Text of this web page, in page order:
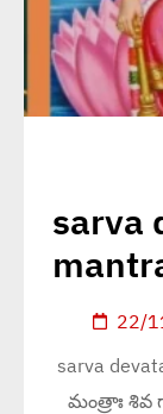
sarva
22/
sarva
మంత్రాః